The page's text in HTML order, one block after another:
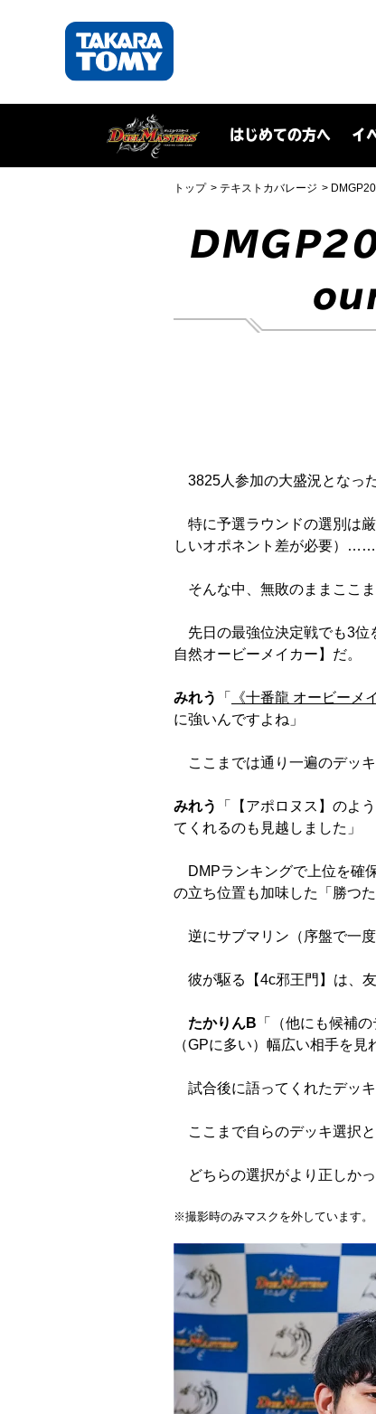
はじめての方へ イ
トップ テキストカバレージ
3825人参加の大盛況となっ
特に予選ラウンドの選別は
しいオポネント差が必要）……
そんな中、無敗のままここま
先日の最強位決定戦でも3位
自然オービーメイカー】だ。
みれう 「 《十番龍 オービーメ
に強いんですよね」
ここまでは通り一遍のデッキ
みれう
「【アポロヌス】のよ
てくれるのも見越しました」
DMPランキングで上位を確
の立ち位置も加味した「勝つ
逆にサブマリン（序盤で一度
彼が駆る【4c邪王門】は、
たかりんB 「（他にも候補
（GPに多い）幅広い相手を
試合後に語ってくれたデッキ
ここまで自らのデッキ選択と
どちらの選択がより正しかっ
※撮影時のみマスクを外しています。